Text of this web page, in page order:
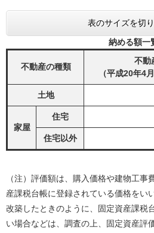
表のサイズを切
納める額一
不動産の種類
不動
（平成20年4
土地
家屋
住宅
住宅以外
（注）評価額は、購入価格や建物工事
産課税台帳に登録されている価格をい
改築したときのように、固定資産課税
い場合などは、調査の上、固定資産評